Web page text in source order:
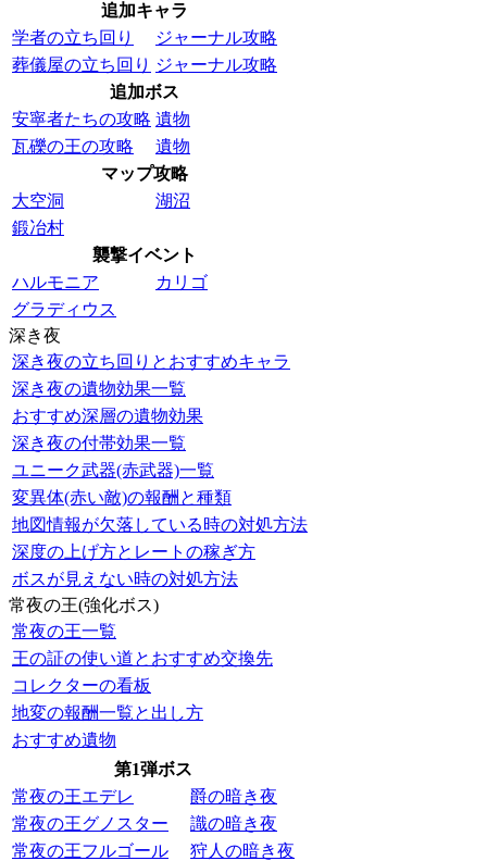
追加キャラ
学者の立ち回り
ジャーナル攻略
葬儀屋の立ち回り ジャーナル攻略
追加ボス
安寧者たちの攻略 遺物
瓦礫の王の攻略
遺物
マップ攻略
大空洞
湖沼
鍛冶村
襲撃イベント
ハルモニア
カリゴ
グラディウス
深き夜
深き夜の立ち回りとおすすめキャラ
深き夜の遺物効果一覧
おすすめ深層の遺物効果
深き夜の付帯効果一覧
ユニーク武器(赤武器)一覧
変異体(赤い敵)の報酬と種類
地図情報が欠落している時の対処方法
深度の上げ方とレートの稼ぎ方
ボスが見えない時の対処方法
常夜の王(強化ボス)
常夜の王一覧
王の証の使い道とおすすめ交換先
コレクターの看板
地変の報酬一覧と出し方
おすすめ遺物
第1弾ボス
常夜の王エデレ
爵の暗き夜
常夜の王グノスター
識の暗き夜
常夜の王フルゴール
狩人の暗き夜